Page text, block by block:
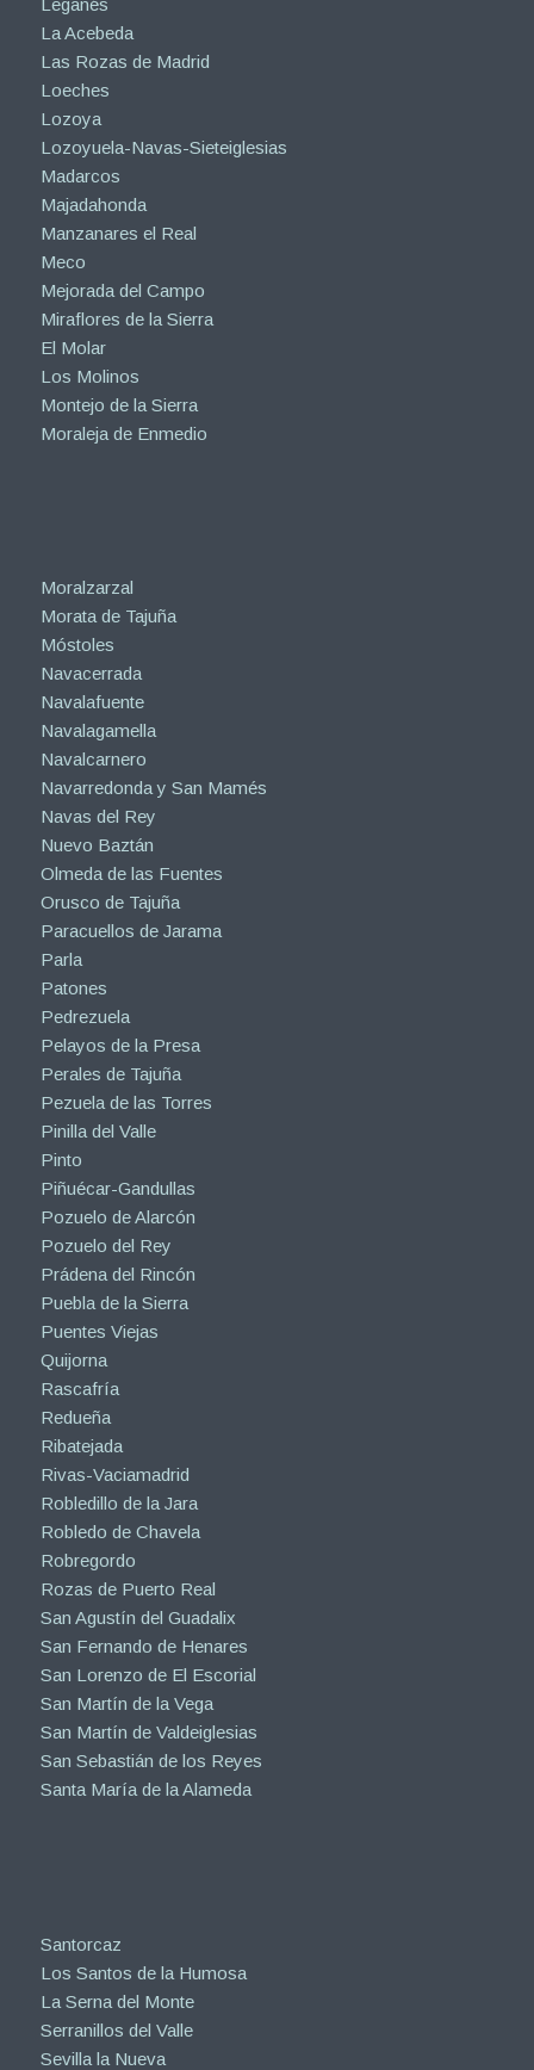
La Acebeda
Las Rozas de Madrid
Loeches
Lozoya
Lozoyuela-Navas-Sieteiglesias
Madarcos
Majadahonda
Manzanares el Real
Meco
Mejorada del Campo
Miraflores de la Sierra
El Molar
Los Molinos
Montejo de la Sierra
Moraleja de Enmedio
Moralzarzal
Morata de Tajuña
Móstoles
Navacerrada
Navalafuente
Navalagamella
Navalcarnero
Navarredonda y San Mamés
Navas del Rey
Nuevo Baztán
Olmeda de las Fuentes
Orusco de Tajuña
Paracuellos de Jarama
Parla
Patones
Pedrezuela
Pelayos de la Presa
Perales de Tajuña
Pezuela de las Torres
Pinilla del Valle
Pinto
Piñuécar-Gandullas
Pozuelo de Alarcón
Pozuelo del Rey
Prádena del Rincón
Puebla de la Sierra
Puentes Viejas
Quijorna
Rascafría
Redueña
Ribatejada
Rivas-Vaciamadrid
Robledillo de la Jara
Robledo de Chavela
Robregordo
Rozas de Puerto Real
San Agustín del Guadalix
San Fernando de Henares
San Lorenzo de El Escorial
San Martín de la Vega
San Martín de Valdeiglesias
San Sebastián de los Reyes
Santa María de la Alameda
Santorcaz
Los Santos de la Humosa
La Serna del Monte
Serranillos del Valle
Sevilla la Nueva